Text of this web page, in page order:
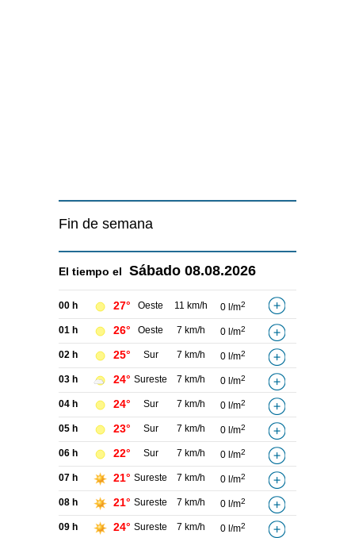
Fin de semana
El tiempo el Sábado 08.08.2026
00 h 27° Oeste 11 km/h 0 l/m2
01 h 26° Oeste 7 km/h 0 l/m2
02 h 25° Sur 7 km/h 0 l/m2
03 h 24° Sureste 7 km/h 0 l/m2
04 h 24° Sur 7 km/h 0 l/m2
05 h 23° Sur 7 km/h 0 l/m2
06 h 22° Sur 7 km/h 0 l/m2
07 h 21° Sureste 7 km/h 0 l/m2
08 h 21° Sureste 7 km/h 0 l/m2
09 h 24° Sureste 7 km/h 0 l/m2